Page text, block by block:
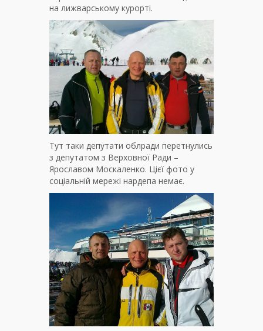
на лижварському курорті.
Тут таки депутати облради перетнулись
з депутатом з Верховної Ради –
Ярославом Москаленко. Цієї фото у
соціальній мережі нардепа немає.